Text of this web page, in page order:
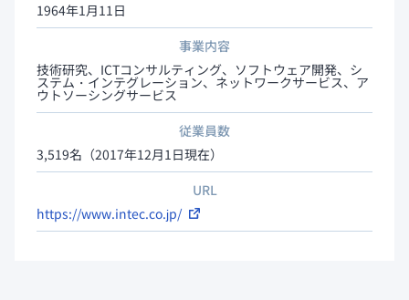
1964年1月11日
事業内容
技術研究、ICTコンサルティング、ソフトウェア開発、シ
ステム・インテグレーション、ネットワークサービス、ア
ウトソーシングサービス
従業員数
3,519名（2017年12月1日現在）
URL
https://www.intec.co.jp/